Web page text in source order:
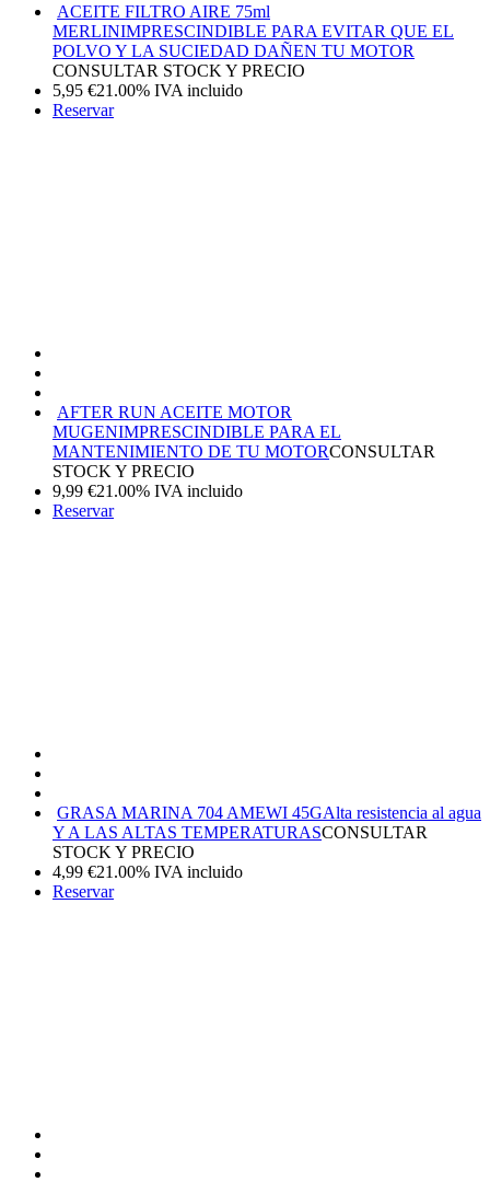
ACEITE FILTRO AIRE 75ml
MERLINIMPRESCINDIBLE PARA EVITAR QUE EL
POLVO Y LA SUCIEDAD DAÑEN TU MOTOR
CONSULTAR STOCK Y PRECIO
5,95 €21.00% IVA incluido
Reservar
AFTER RUN ACEITE MOTOR
MUGENIMPRESCINDIBLE PARA EL
MANTENIMIENTO DE TU MOTORCONSULTAR
STOCK Y PRECIO
9,99 €21.00% IVA incluido
Reservar
GRASA MARINA 704 AMEWI 45GAlta resistencia al agua
Y A LAS ALTAS TEMPERATURASCONSULTAR
STOCK Y PRECIO
4,99 €21.00% IVA incluido
Reservar